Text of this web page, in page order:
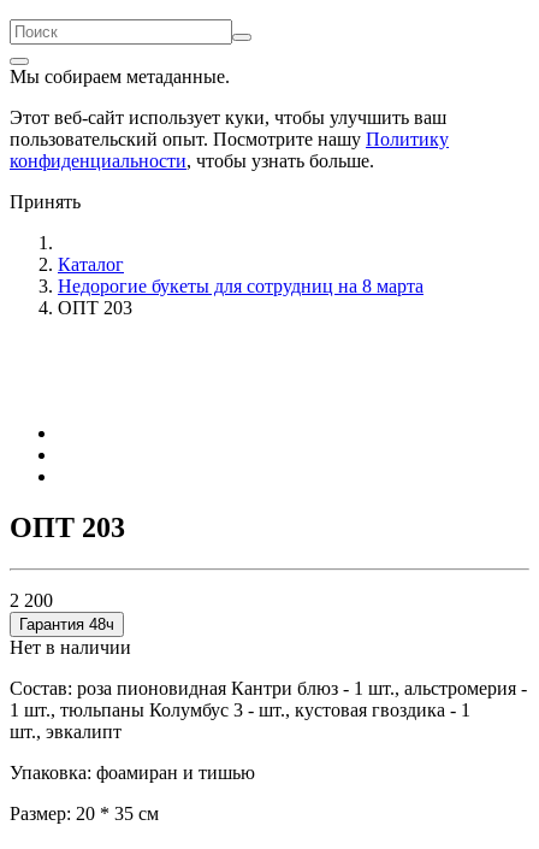
Мы собираем метаданные.
Этот веб-сайт использует куки, чтобы улучшить ваш
пользовательский опыт. Посмотрите нашу Политику
конфиденциальности, чтобы узнать больше.
Принять
Каталог
Недорогие букеты для сотрудниц на 8 марта
ОПТ 203
ОПТ 203
2 200
Гарантия 48ч
Нет в наличии
Состав: роза пионовидная Кантри блюз - 1 шт., альстромерия -
1 шт., тюльпаны Колумбус 3 - шт., кустовая гвоздика - 1
шт., эвкалипт
Упаковка: фоамиран и тишью
Размер: 20 * 35 см